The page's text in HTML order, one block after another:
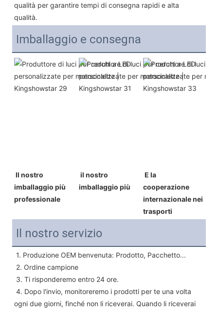
qualità per garantire tempi di consegna rapidi e alta
qualità.
Imballaggio e consegna
Il nostro
imballaggio più
professionale
imballaggio più
E la
cooperazione
internazionale nei
trasporti
Il nostro servizio
1. Produzione OEM benvenuta: Prodotto, Pacchetto...
2. Ordine campione
3. Ti risponderemo entro 24 ore.
ogni due giorni, finché non li riceverai. Quando li riceverai